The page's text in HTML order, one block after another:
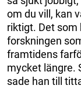
om du vill, kan
riktigt. Det som
forskningen
framtidens
mycket längre.
sade han till